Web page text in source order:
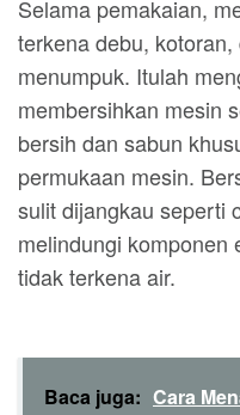
Selama pemakaian,
terkena debu,
menumpuk. Itulah
membersihkan mesin
bersih dan sabun
permukaan mesin.
sulit dijangkau seperti
melindungi komponen
tidak terkena air.
Baca juga: Cara